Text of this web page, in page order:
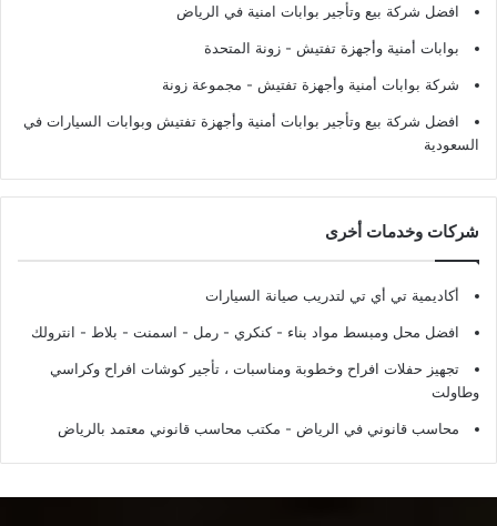
افضل شركة بيع وتأجير بوابات امنية في الرياض
بوابات أمنية وأجهزة تفتيش - زونة المتحدة
شركة بوابات أمنية وأجهزة تفتيش - مجموعة زونة
افضل شركة بيع وتأجير بوابات أمنية وأجهزة تفتيش وبوابات السيارات في
السعودية
شركات وخدمات أخرى
أكاديمية تي أي تي لتدريب صيانة السيارات
افضل محل ومبسط مواد بناء - كنكري - رمل - اسمنت - بلاط - انترولك
تجهيز حفلات افراح وخطوبة ومناسبات ، تأجير كوشات افراح وكراسي
وطاولت
محاسب قانوني في الرياض - مكتب محاسب قانوني معتمد بالرياض